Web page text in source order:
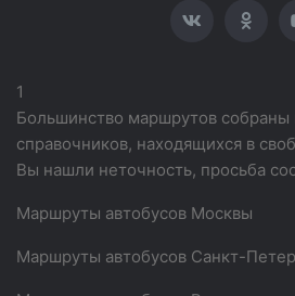
1
Большинство маршрутов собраны
справочников, находящихся в
Вы нашли неточность, просьба
Маршруты автобусов Москвы
Маршруты автобусов Санкт-